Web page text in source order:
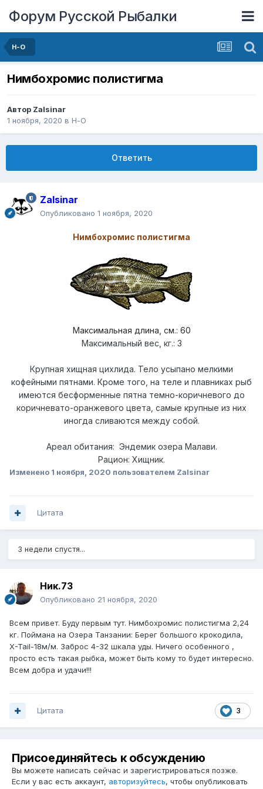
Форум Русской Рыбалки
Н-О
Нимбохромис полистигма
Автор Zalsinar
1 ноября, 2020 в Н-О
Ответить
Zalsinar
Опубликовано 1 ноября, 2020
Нимбохромис полистигма
Максимальная длина, см.: 60
Максимальный вес, кг.: 3
Крупная хищная цихлида. Тело усыпано мелкими
кофейными пятнами. Кроме того, на теле и плавниках рыб
имеются бесформенные пятна темно-коричневого до
коричневато-оранжевого цвета, самые крупные из них
иногда сливаются между собой.
Ареал обитания: Эндемик озера Малави.
Рацион: Хищник.
Изменено 1 ноября, 2020 пользователем Zalsinar
Цитата
3 недели спустя...
Ник.73
Опубликовано 21 ноября, 2020
Всем привет. Буду первым тут. Нимбохромис полистигма 2,24
кг. Поймана на Озера Танзании: Берег большого крокодила,
X-Tail-18м/м. Заброс 4-32 шкала уды. Ничего особенного ,
просто есть такая рыбка, может быть кому то будет интересно.
Всем добра и удачи!!!
3
Цитата
Присоединяйтесь к обсуждению
Вы можете написать сейчас и зарегистрироваться позже.
Если у вас есть аккаунт, авторизуйтесь, чтобы опубликовать